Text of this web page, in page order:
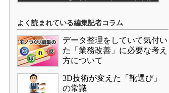
よく読まれている編集記者コラム
データ整理をしていて気付い
た「業務改善」に必要な考え
方について
3D技術が変えた「靴選び」
の常識